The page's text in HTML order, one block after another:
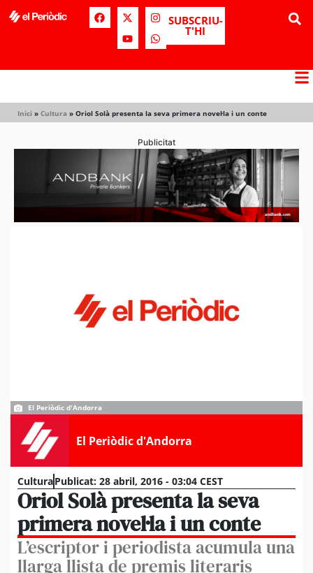
SUBSCRIU-
T'HI
Inici » Cultura » Oriol Solà presenta la seva primera novel·la i un conte
Publicitat
El Periòdic d'Andorra
El Periòdic d'Andorra
CulturaPublicat: 28 abril, 2016 - 03:04 CEST
Oriol Solà presenta la seva
primera novel·la i un conte
L’escriptor i periodista acumula una
llarga llista de premis literaris